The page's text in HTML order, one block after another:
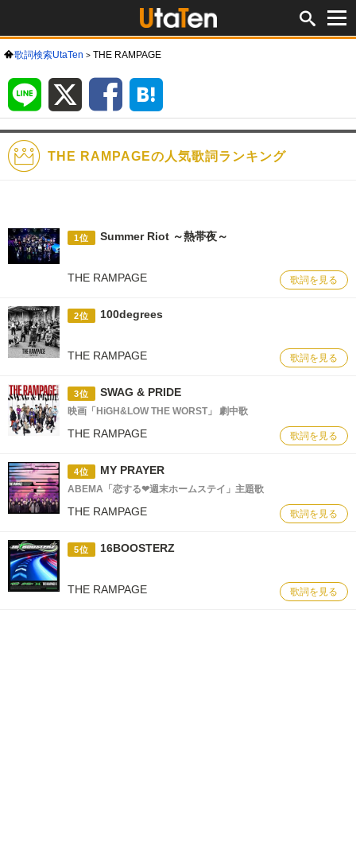
歌詞検索UtaTen THE RAMPAGE
LINE Facebook
ク
ー
THE RAMPAGEの人気歌詞ランキング
1位 Summer Riot ～熱帯夜～
THE RAMPAGE 歌詞を見る
2位 100degrees
THE RAMPAGE 歌詞を見る
3位 SWAG & PRIDE
映画「HiGH&LOW THE WORST」 劇中歌
THE RAMPAGE 歌詞を見る
4位 MY PRAYER
ABEMA「恋する❤︎週末ホームステイ」主題歌
THE RAMPAGE 歌詞を見る
5位 16BOOSTERZ
THE RAMPAGE 歌詞を見る